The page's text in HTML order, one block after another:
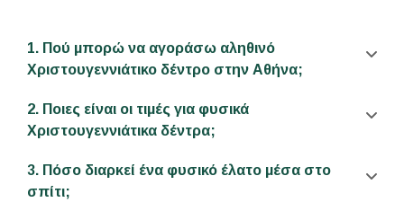
1. Πού μπορώ να αγοράσω αληθινό
Χριστουγεννιάτικο δέντρο στην Αθήνα;
2. Ποιες είναι οι τιμές για φυσικά
Χριστουγεννιάτικα δέντρα;
3. Πόσο διαρκεί ένα φυσικό έλατο μέσα στο
σπίτι;